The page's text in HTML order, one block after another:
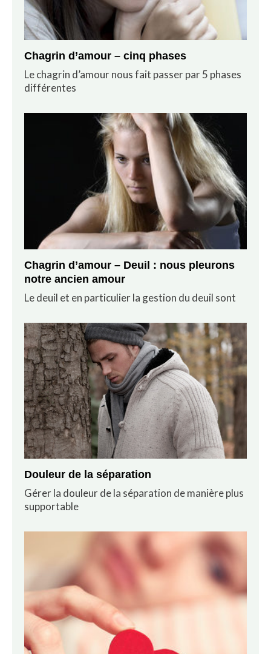
Chagrin d’amour – cinq phases
Le chagrin d’amour nous fait passer par 5 phases
différentes
Chagrin d’amour – Deuil : nous pleurons
notre ancien amour
Le deuil et en particulier la gestion du deuil sont
Douleur de la séparation
Gérer la douleur de la séparation de manière plus
supportable